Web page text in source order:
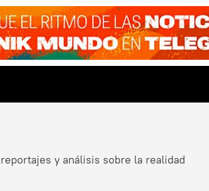
y análisis sobre la realidad